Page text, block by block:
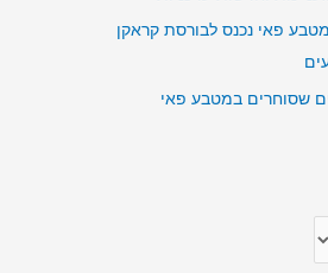
של למעלה מ-30%: מטבע פאי נכנס לבורסת קראקן
שסוחרים במטבע פאי